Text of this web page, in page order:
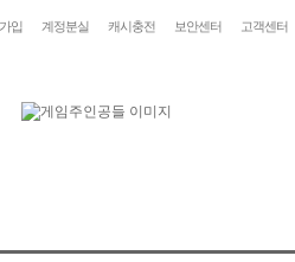
입 계정분실 캐시충전 보안센터 고객센터